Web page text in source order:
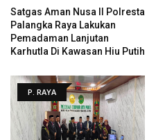
Satgas Aman Nusa II Polresta
Palangka Raya Lakukan
Pemadaman Lanjutan
Karhutla Di Kawasan Hiu Putih
P. RAYA